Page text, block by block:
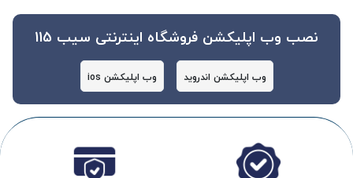
نصب وب اپلیکشن فروشگاه اینترنتی سیب 115
وب اپلیکشن اندروید وب اپلیکشن ios